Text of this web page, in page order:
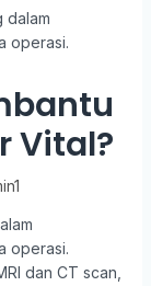
Vital?
operasi.
dan CT scan,